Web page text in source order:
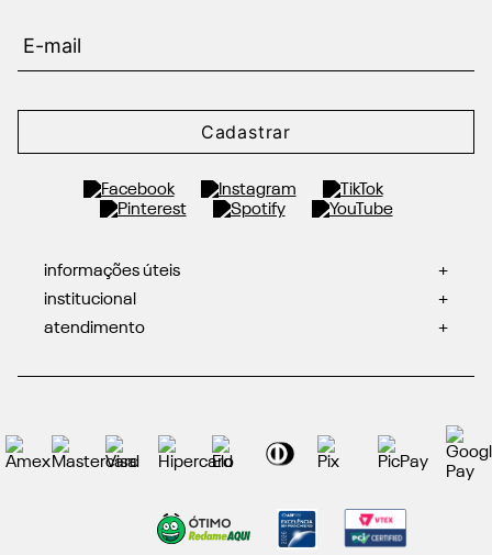
Cadastrar
informações úteis
+
institucional
+
atendimento
+